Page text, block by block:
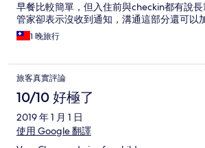
早餐比較簡單，但入住前與checkin都有說
管家卻表示沒收到通知，溝通這部分還可以
1 晚旅行
旅客真實評論
10/10 好極了
2019 年 1 月 1 日
使用 Google 翻譯